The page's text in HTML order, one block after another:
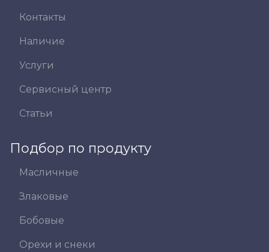
Контакты
Наличие
Услуги
Сервисный центр
Статьи
Подбор по продукту
Масличные
Злаковые
Бобовые
Орехи и снеки